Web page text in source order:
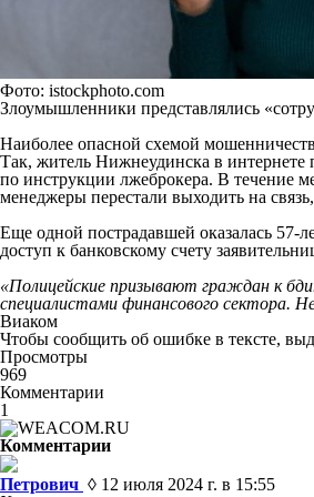
Фото: istockphoto.com
Злоумышленники представлялись
Наиболее опасной схемой
Так, житель Нижнеудинска в интернете
по инструкции лжеброкера. В течение
менеджеры перестали выходить на
Еще одной пострадавшей оказалась 57-
доступ к банковскому счету
«Полицейские призывают граждан к
специалистами финансового сектора.
Виаком
Чтобы сообщить об ошибке в тексте,
Просмотры
969
Комментарии
1
Комментарии
Петрович ◊ 12 июля 2024 г. в 15:55